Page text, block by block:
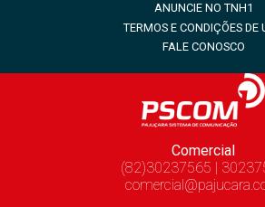
ANUNCIE NO TNH1
TERMOS E CONDIÇÕES DE
FALE CONOSCO
Comercial
(82)30237565 |